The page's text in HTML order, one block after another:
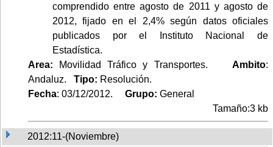
comprendido entre agosto de 2011 y agosto de
2012, fijado en el 2,4% según datos oficiales
publicados por el Instituto Nacional de
Estadística.
Area: Movilidad Tráfico y Transportes. Ambito:
Andaluz. Tipo: Resolución.
Fecha: 03/12/2012. Grupo: General
Tamaño:3 kb
2012:11-(Noviembre)